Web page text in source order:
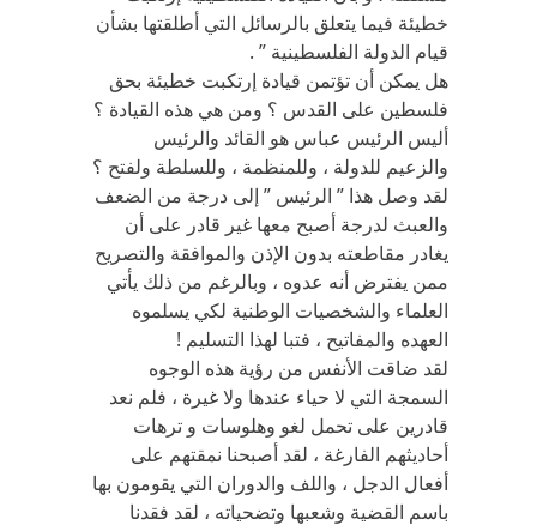
خطيئة فيما يتعلق بالرسائل التي أطلقتها بشأن
قيام الدولة الفلسطينية ” .
هل يمكن أن تؤتمن قيادة إرتكبت خطيئة بحق
فلسطين على القدس ؟ ومن هي هذه القيادة ؟
أليس الرئيس عباس هو القائد والرئيس
والزعيم للدولة ، وللمنظمة ، وللسلطة ولفتح ؟
لقد وصل هذا ” الرئيس ” إلى درجة من الضعف
والعبث لدرجة أصبح معها غير قادر على أن
يغادر مقاطعته بدون الإذن والموافقة والتصريح
ممن يفترض أنه عدوه ، وبالرغم من ذلك يأتي
العلماء والشخصيات الوطنية لكي يسلموه
العهده والمفاتيح ، فتبا لهذا التسليم !
لقد ضاقت الأنفس من رؤية هذه الوجوه
السمجة التي لا حياء عندها ولا غيرة ، فلم نعد
قادرين على تحمل لغو وهلوسات و ترهات
أحاديثهم الفارغة ، لقد أصبحنا نمقتهم على
أفعال الدجل ، واللف والدوران التي يقومون بها
باسم القضية وشعبها وتضحياته ، لقد فقدنا